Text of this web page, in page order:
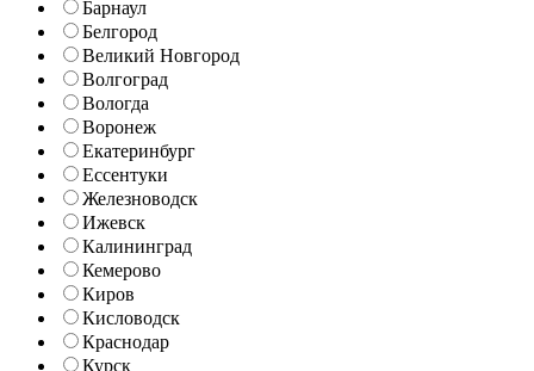
Барнаул
Белгород
Великий Новгород
Волгоград
Вологда
Воронеж
Екатеринбург
Ессентуки
Железноводск
Ижевск
Калининград
Кемерово
Киров
Кисловодск
Краснодар
Курск